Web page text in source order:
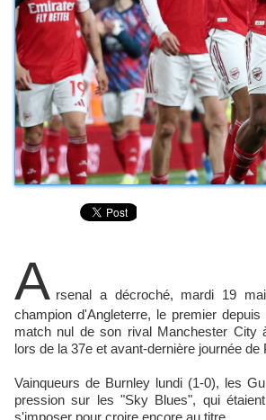
A rsenal a décroché, mardi 19
champion d'Angleterre, le premier
match nul de son rival ​Manchester City
lors de la 37e et avant-dernière journée de
Vainqueurs de Burnley lundi (1-0), les
pression sur les "Sky Blues", qui
s'imposer ​pour croire ‌encore au titre.